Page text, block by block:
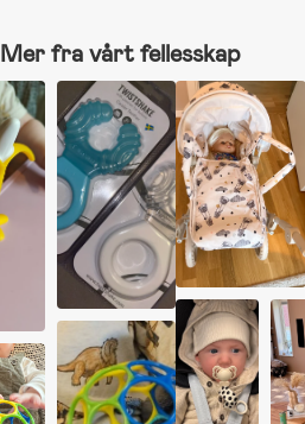
Mer fra vårt fellesskap